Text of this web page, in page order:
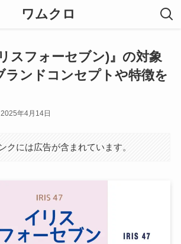
ワムクロ
スフォーセブン)』の対象
ランドコンセプトや特徴を
2025年4月14日
クには広告が含まれています。